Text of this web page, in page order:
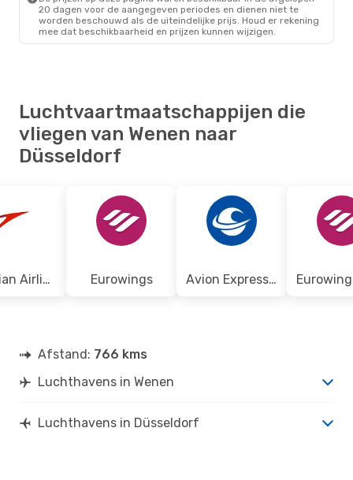
20 dagen voor de aangegeven periodes en dienen niet te
worden beschouwd als de uiteindelijke prijs. Houd er rekening
mee dat beschikbaarheid en prijzen kunnen wijzigen.
Luchtvaartmaatschappijen die
vliegen van Wenen naar
Düsseldorf
Austrian Airlines Eurowings Avion Express Malta
Afstand: 766 kms
Luchthavens in Wenen
Luchthavens in Düsseldorf